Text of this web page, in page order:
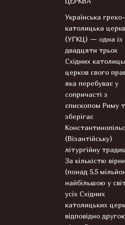
Українська греко-
католицька
(УГКЦ) — одна із
двадцяти трьох
Східних
церков свого
яка перебуває у
сопричасті з
єпископом Риму
зберігає
(Візантійську)
літургійну
За кількістю
(понад 5,5
найбільшою у
усіх Східних
католицьких
відповідно